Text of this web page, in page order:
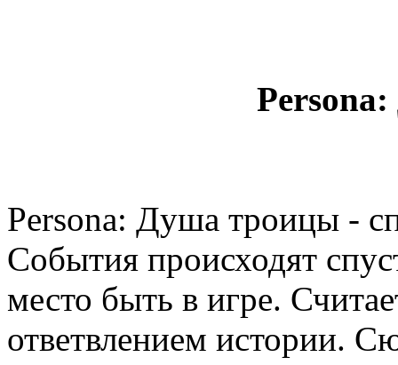
Persona: Душа троицы -
События происходят
место быть в игре.
ответвлением истории.